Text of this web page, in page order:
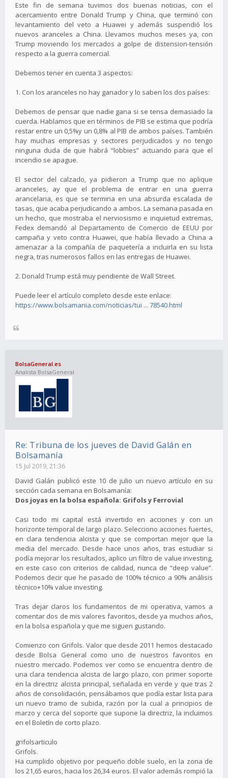
Este fin de semana tuvimos dos buenas noticias, con el
acercamiento entre Donald Trump y China, que terminó con
levantamiento del veto a Huawei y además suspendió los
nuevos aranceles a China. Llevamos muchos meses ya, con
Trump moviendo los mercados a golpe de distension-tensión
respecto a la guerra comercial.
Debemos tener en cuenta 3 aspectos:
1. Con los aranceles no hay ganador y lo saben los dos países:
Debemos de pensar que nadie gana si se tensa demasiado la
cuerda. Hablamos que en términos de PIB se estima que podría
restar entre un 0,5%y un 0,8% al PIB de ambos países. También
hay muchas empresas y sectores perjudicados y no tengo
ninguna duda de que habrá “lobbies” actuando para que el
incendio se apague.
El sector del calzado, ya pidieron a Trump que no aplique
aranceles, ay que el problema de entrar en una guerra
arancelaria, es que se termina en una absurda escalada de
tasas, que acaba perjudicando a ambos. La semana pasada en
un hecho, que mostraba el nerviosismo e inquietud extremas,
Fedex demandó al Departamento de Comercio de EEUU por
campaña y veto contra Huawei, que había llevado a China a
amenazar a la compañía de paquetería a incluirla en su lista
negra, tras numerosos fallos en las entregas de Huawei.
2. Donald Trump está muy pendiente de Wall Street.
Puede leer el artículo completo desde este enlace:
https://www.bolsamania.com/noticias/tui ... 78540.html
BolsaGeneral.es
Analista BolsaGeneral
Re: Tribuna de los jueves de David Galán en
Bolsamanía
15 Jul 2019, 21:36
David Galán publicó este 10 de julio un nuevo artículo en su
sección cada semana en Bolsamanía:
Dos joyas en la bolsa española: Grifols y Ferrovial
Casi todo mi capital está invertido en acciones y con un
horizonte temporal de largo plazo. Selecciono acciones fuertes,
en clara tendencia alcista y que se comportan mejor que la
media del mercado. Desde hace unos años, tras estudiar si
podía mejorar los resultados, aplico un filtro de value investing,
en este caso con criterios de calidad, nunca de “deep value”.
Podemos decir que he pasado de 100% técnico a 90% análisis
técnico+10% value investing.
Tras dejar claros los fundamentos de mi operativa, vamos a
comentar dos de mis valores favoritos, desde ya muchos años,
en la bolsa española y que me siguen gustando.
Comienzo con Grifols. Valor que desde 2011 hemos destacado
desde Bolsa General como uno de nuestros favoritos en
nuestro mercado. Podemos ver como se encuentra dentro de
una clara tendencia alcista de largo plazo, con primer soporte
en la directriz alcista principal, señalada en verde y que tras 2
años de consolidación, pensábamos que podía estar lista para
un nuevo tramo de subida, razón por la cual a principios de
marzo y cerca del soporte que supone la directriz, la incluimos
en el Boletín de corto plazo.
grifolsarticulo
Grifols.
Ha cumplido objetivo por pequeño doble suelo, en la zona de
los 21,65 euros, hacia los 26,34 euros. El valor además rompió la